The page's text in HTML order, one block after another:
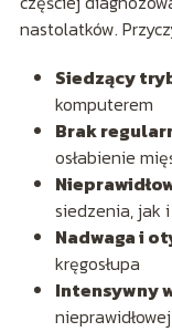
nastolatków.
Siedzący
komputerem
Brak
osłabienie
siedzenia, jak
Nadwaga i
kręgosłupa
Intensywny